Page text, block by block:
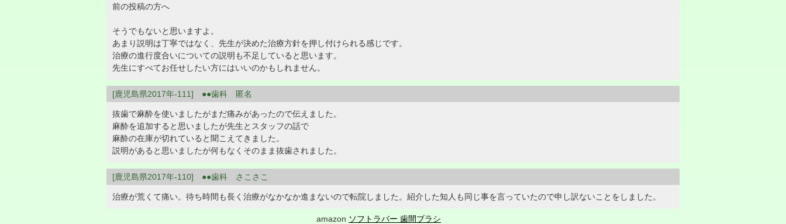
前の投稿の方へ
そうでもないと思いますよ。
あまり説明は丁寧ではなく、先生が決めた治療方針を押し付けられる感じです。
治療の進行度合いについての説明も不足していると思います。
先生にすべてお任せしたい方にはいいのかもしれません。
[鹿児島県2017年-111] ●●歯科 匿名
抜歯で麻酔を使いましたがまだ痛みがあったので伝えました。
麻酔を追加すると思いましたが先生とスタッフの話で
麻酔の在庫が切れていると聞こえてきました。
説明があると思いましたが何もなくそのまま抜歯されました。
[鹿児島県2017年-110] ●●歯科 さこさこ
治療が荒くて痛い。待ち時間も長く治療がなかなか進まないので転院しました。紹介した知人も同じ事を言っていたので申し訳ないことをしました。
amazon ソフトラバー 歯間ブラシ